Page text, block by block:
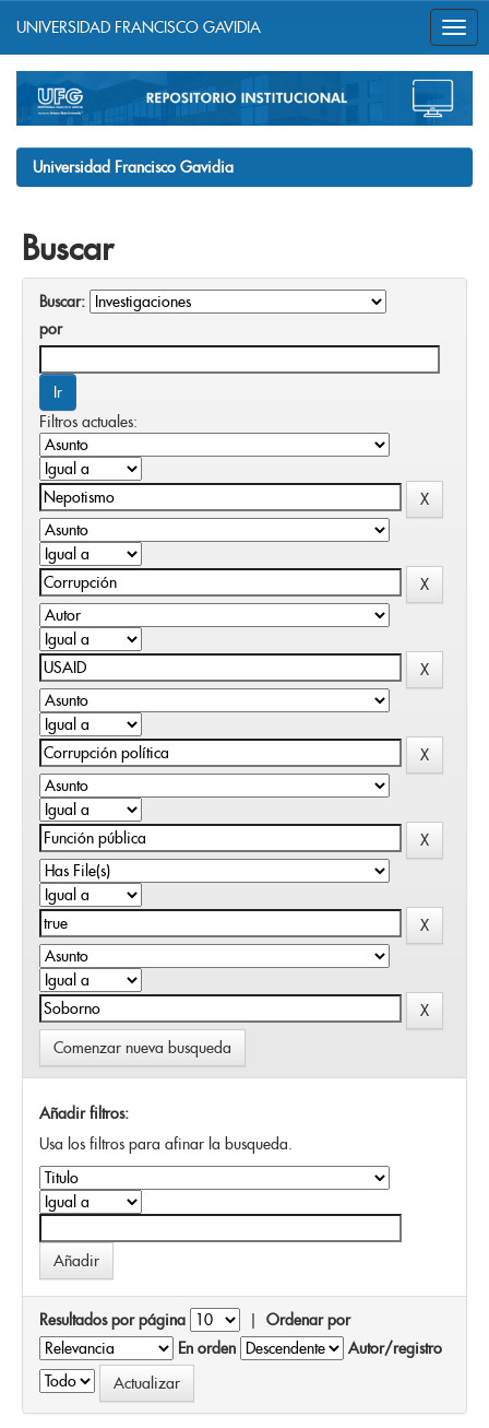
navigation
UNIVERSIDAD FRANCISCO GAVIDIA
Universidad Francisco Gavidia
Buscar
Buscar:
por
Filtros actuales:
Comenzar nueva busqueda
Añadir filtros:
Usa los filtros para afinar la busqueda.
Resultados por página | Ordenar por
En orden
Autor/registro